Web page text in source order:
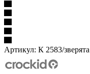
Артикул: К 2583/